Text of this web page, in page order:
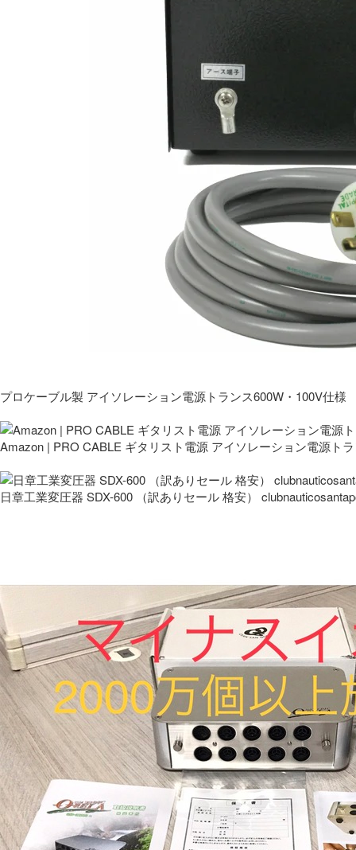
プロケーブル製 アイソレーション電源トランス600W・100V仕様
Amazon | PRO CABLE ギタリスト電源 アイソレーション電源ト
日章工業変圧器 SDX-600 （訳ありセール 格安）